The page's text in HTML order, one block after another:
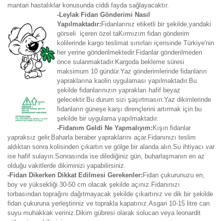
mantari hastalıklar konusunda ciddi fayda sağlayacaktır.
-Leylak Fidan Gönderimi Nasıl
Yapılmaktadır: Fidanlarınız etiketli bir şekilde,yandaki
görseli içeren özel taKırmızım fidan gönderim
kolilerinde kargo teslimat sınırları içerisinde Türkiye'nin
her yerine gönderilmektedir.Fidanlar gönderilmeden
önce sulanmaktadır.Kargoda bekleme süresi
maksimum 10 gündür.Yaz gönderimlerinde fidanların
yapraklarına kaolin uygulaması yapılmaktadır.Bu
şekilde fidanlarınızın yaprakları hafif beyaz
gelecektir.Bu durum sizi şaşırtmasın.Yaz dikimlerinde
fidanların güneşe karşı dirençlerini artırmak için bu
şekilde bir uygulama yapılmaktadır.
-Fidanım Geldi Ne Yapmalıyım: Kışın fidanlar
yapraksız gelir.Baharla beraber yapraklarını açar.Fidanınızı teslim
aldıktan sonra kolisinden çıkartın ve gölge bir alanda alın.Su ihtiyacı var
ise hafif sulayın.Sonrasında ise dilediğiniz gün, buharlaşmanın en az
olduğu vakitlerde dikiminizi yapabilirsiniz.
-Fidan Dikerken Dikkat Edilmesi Gerekenler: Fidan çukurunuzu en,
boy ve yüksekliği 30-50 cm olacak şekilde açınız.Fidanınızı
torbasından toprağını dağıtmayacak şekilde çıkartınız ve dik bir şekilde
fidan çukuruna yerleştiriniz ve toprakla kapatınız.Asgari 10-15 litre can
suyu muhakkak veriniz.Dikim gübresi olarak solucan veya leonardit